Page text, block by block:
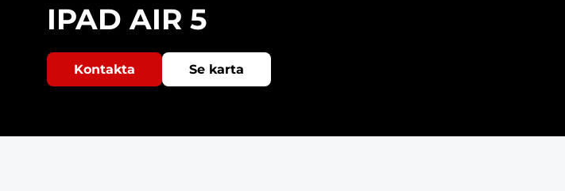
IPAD AIR 5
Kontakta Se karta